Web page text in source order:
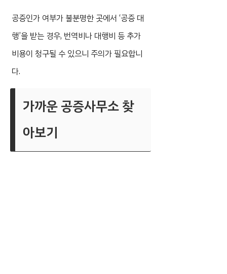
공증인가 여부가 불분명한 곳에서 ‘공증 대
행’을 받는 경우, 번역비나 대행비 등 추가
비용이 청구될 수 있으니 주의가 필요합니
다.
가까운 공증사무소 찾
아보기